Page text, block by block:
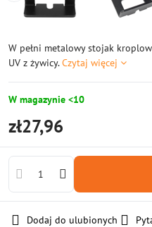
W pełni metalowy stojak
UV z żywicy.Czytaj więcej
W magazynie <10
zł27,96
Dodaj do ulubionych